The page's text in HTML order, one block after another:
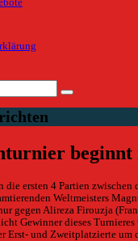
die ersten 4 Partien zwischen
Weltmeisters
gegen Alireza Firouzja
Gewinner dieses Turnieres
Erst- und Zweitplatzierte um